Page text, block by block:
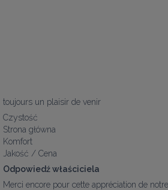
toujours un plaisir de venir
Czystość
Strona główna
Komfort
Jakość / Cena
Odpowiedź właściciela
Merci encore pour cette appréciation de